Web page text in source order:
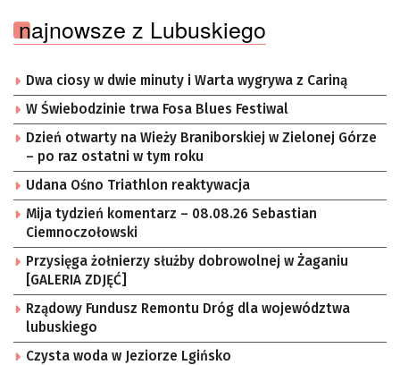
najnowsze z Lubuskiego
Dwa ciosy w dwie minuty i Warta wygrywa z Cariną
W Świebodzinie trwa Fosa Blues Festiwal
Dzień otwarty na Wieży Braniborskiej w Zielonej Górze
– po raz ostatni w tym roku
Udana Ośno Triathlon reaktywacja
Mija tydzień komentarz – 08.08.26 Sebastian
Ciemnoczołowski
Przysięga żołnierzy służby dobrowolnej w Żaganiu
[GALERIA ZDJĘĆ]
Rządowy Fundusz Remontu Dróg dla województwa
lubuskiego
Czysta woda w Jeziorze Lgińsko